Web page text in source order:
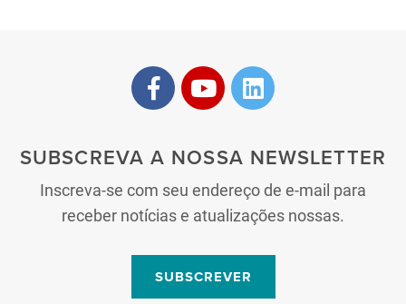
SUBSCREVA A NOSSA NEWSLETTER
Inscreva-se com seu endereço de e-mail para
receber notícias e atualizações nossas.
SUBSCREVER